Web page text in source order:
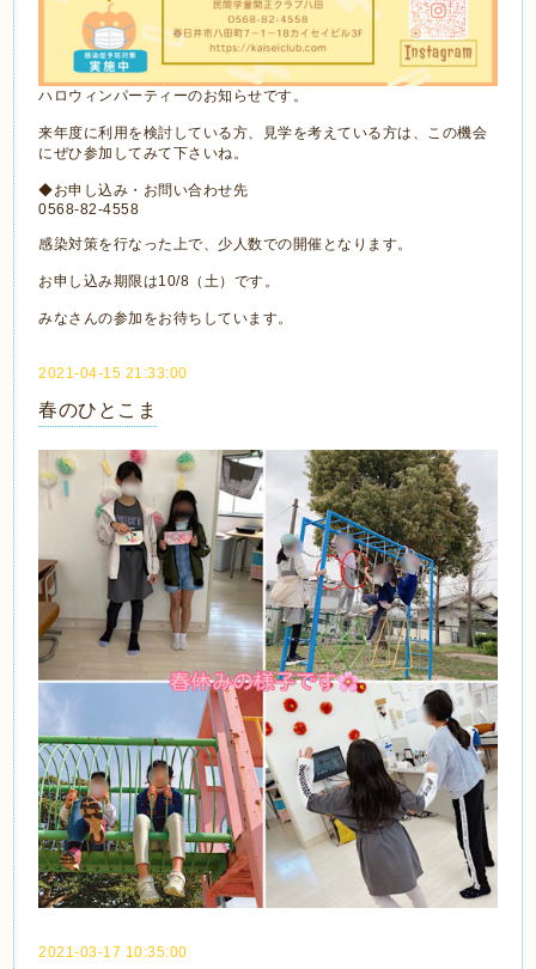
ハロウィンパーティーのお知らせです。
来年度に利用を検討している方、見学を考えている方は、この機会
にぜひ参加してみて下さいね。
◆お申し込み・お問い合わせ先
0568-82-4558
感染対策を行なった上で、少人数での開催となります。
お申し込み期限は10/8（土）です。
みなさんの参加をお待ちしています。
2021-04-15 21:33:00
春のひとこま
2021-03-17 10:35:00